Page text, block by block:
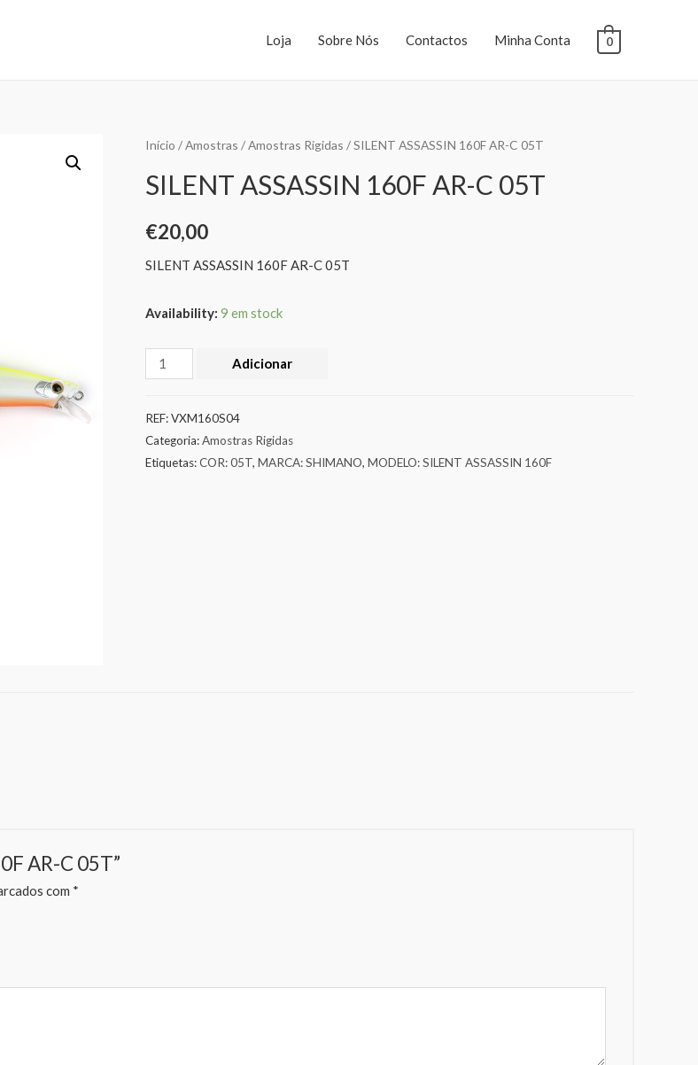
Loja Sobre Nós Contactos Minha Conta 0
Início /Amostras /Amostras Rigidas / SILENT ASSASSIN 160F AR-C 05T
SILENT ASSASSIN 160F AR-C 05T
€20,00
SILENT ASSASSIN 160F AR-C 05T
Availability: 9 em stock
Adicionar
REF:VXM160S04
Categoria:Amostras Rigidas
Etiquetas:COR: 05T, MARCA: SHIMANO, MODELO: SILENT ASSASSIN 160F
AR-C 05T”
com *